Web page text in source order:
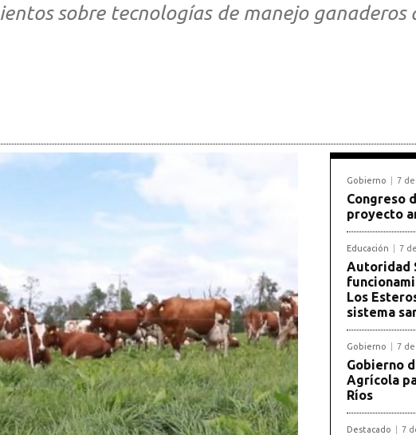
sobre tecnologías de manejo ganaderos
Gobierno 7
Congreso
proyecto
Educación 7
Autoridad
Los
sistema
Gobierno 7
Gobierno
Agrícola
Ríos
Destacado 7